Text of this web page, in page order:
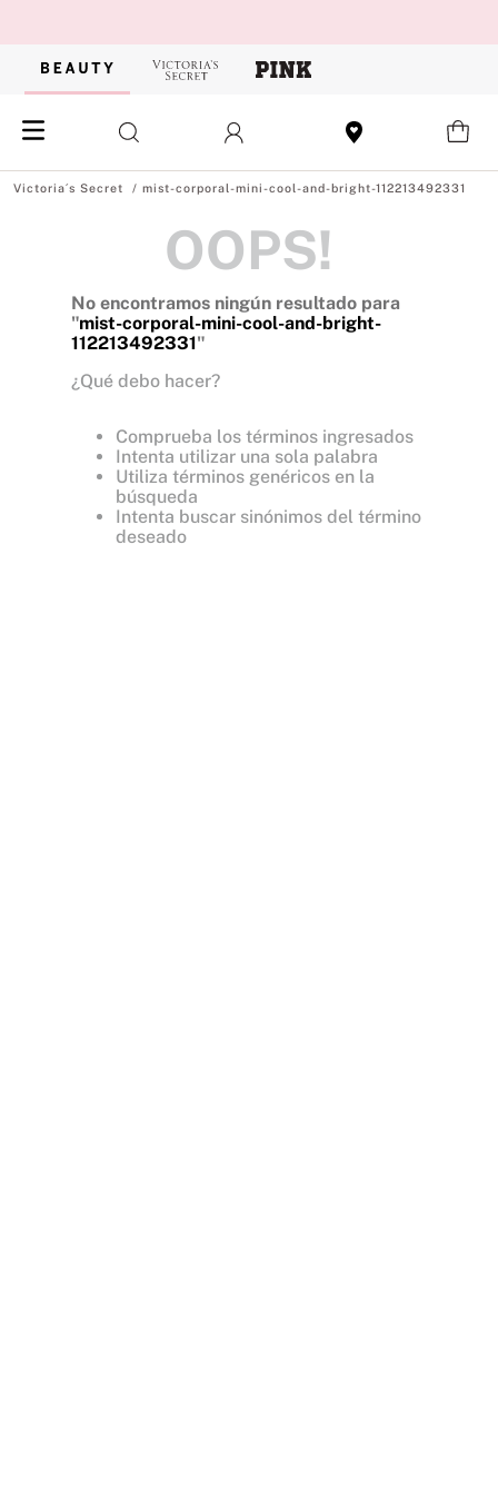
mist-corporal-mini-cool-and-bright-112213492331
OOPS!
No encontramos ningún resultado para
"mist-corporal-mini-cool-and-bright-
112213492331"
¿Qué debo hacer?
Comprueba los términos ingresados
Intenta utilizar una sola palabra
Utiliza términos genéricos en la
búsqueda
Intenta buscar sinónimos del término
deseado